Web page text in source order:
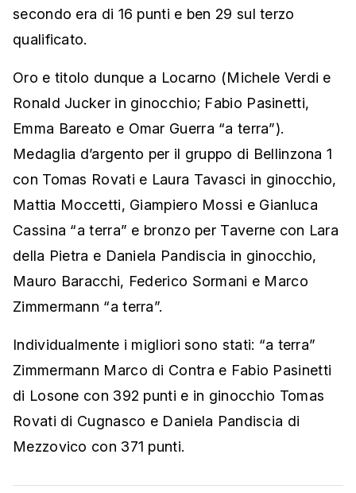
secondo era di 16 punti e ben 29 sul terzo
qualificato.
Oro e titolo dunque a Locarno (Michele Verdi e
Ronald Jucker in ginocchio; Fabio Pasinetti,
Emma Bareato e Omar Guerra “a terra”).
Medaglia d’argento per il gruppo di Bellinzona 1
con Tomas Rovati e Laura Tavasci in ginocchio,
Mattia Moccetti, Giampiero Mossi e Gianluca
Cassina “a terra” e bronzo per Taverne con Lara
della Pietra e Daniela Pandiscia in ginocchio,
Mauro Baracchi, Federico Sormani e Marco
Zimmermann “a terra”.
Individualmente i migliori sono stati: “a terra”
Zimmermann Marco di Contra e Fabio Pasinetti
di Losone con 392 punti e in ginocchio Tomas
Rovati di Cugnasco e Daniela Pandiscia di
Mezzovico con 371 punti.